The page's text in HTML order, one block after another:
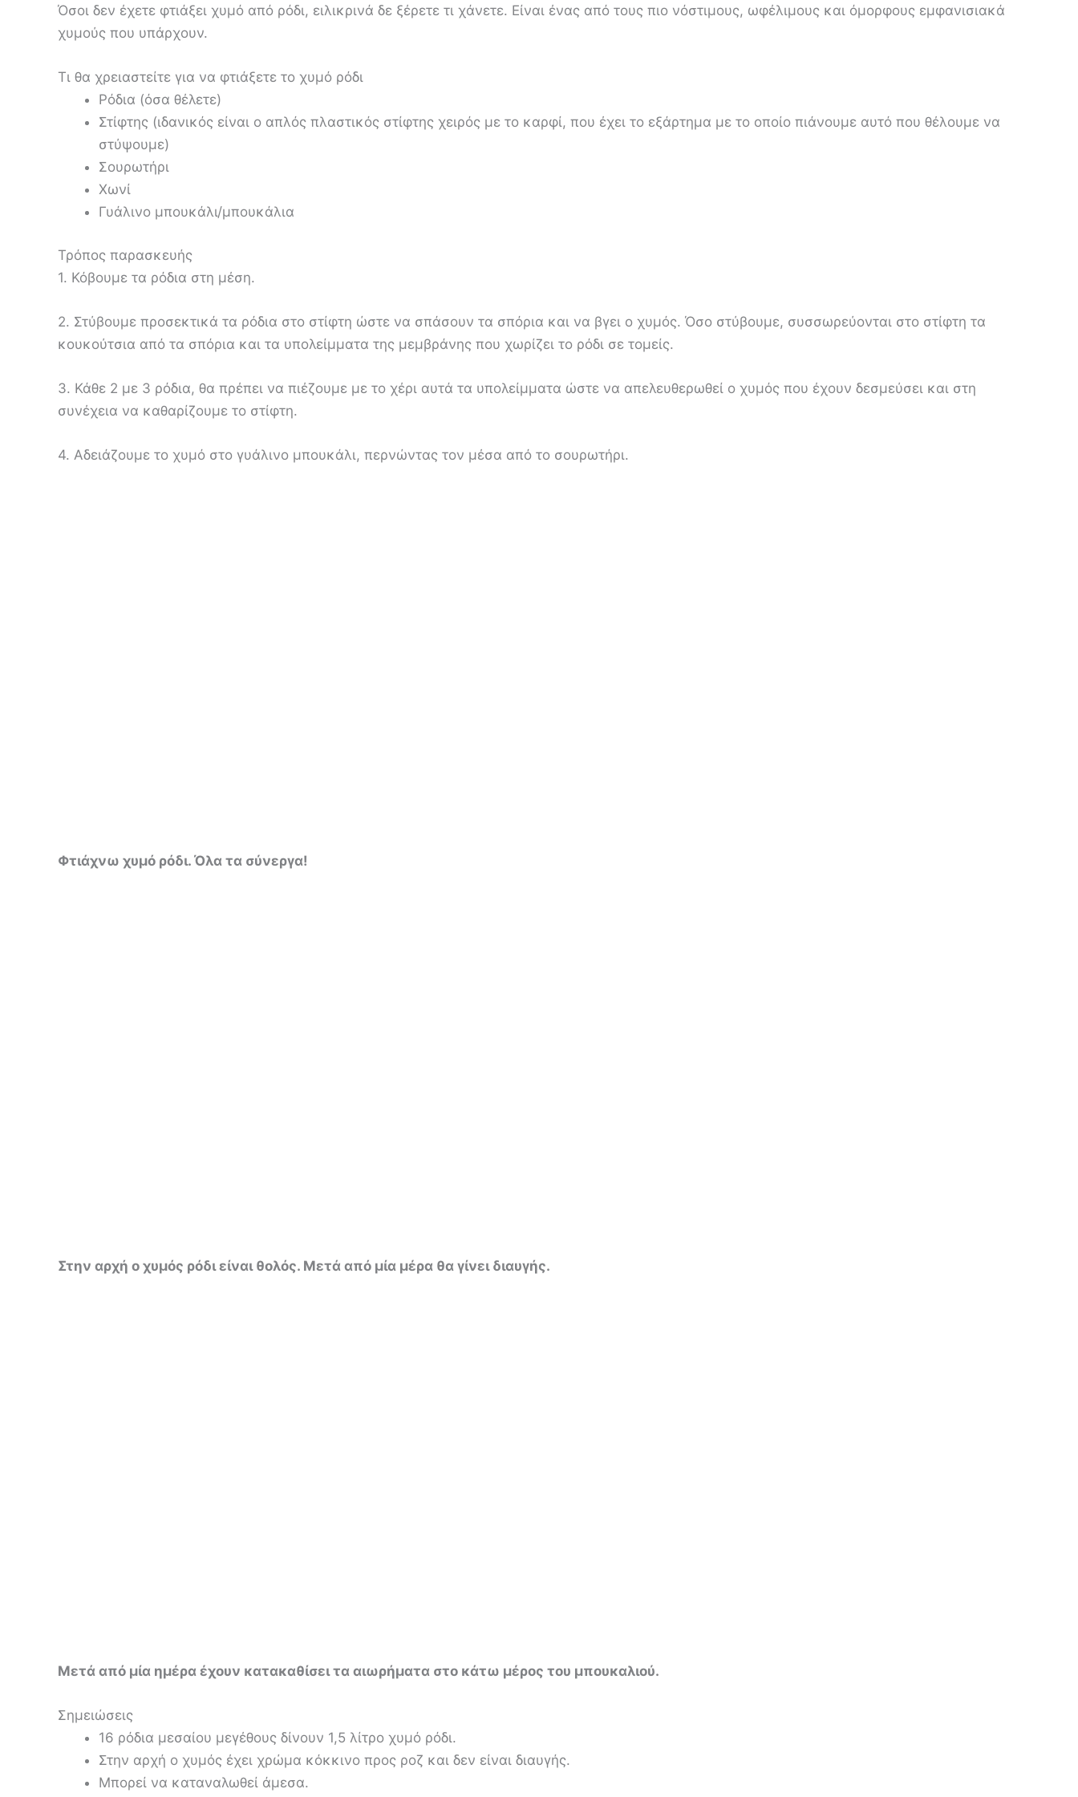
Όσοι δεν έχετε φτιάξει χυμό από ρόδι, ειλικρινά δε ξέρετε τι χάνετε. Είναι ένας από τους πιο νόστιμους, ωφέλιμους και όμορφους εμφανισιακά
χυμούς που υπάρχουν.
Τι θα χρειαστείτε για να φτιάξετε το χυμό ρόδι
Ρόδια (όσα θέλετε)
Στίφτης (ιδανικός είναι ο απλός πλαστικός στίφτης χειρός με το καρφί, που έχει το εξάρτημα με το οποίο πιάνουμε αυτό που θέλουμε να
στύψουμε)
Σουρωτήρι
Χωνί
Γυάλινο μπουκάλι/μπουκάλια
Τρόπος παρασκευής
1. Κόβουμε τα ρόδια στη μέση.
2. Στύβουμε προσεκτικά τα ρόδια στο στίφτη ώστε να σπάσουν τα σπόρια και να βγει ο χυμός. Όσο στύβουμε, συσσωρεύονται στο στίφτη τα
κουκούτσια από τα σπόρια και τα υπολείμματα της μεμβράνης που χωρίζει το ρόδι σε τομείς.
3. Κάθε 2 με 3 ρόδια, θα πρέπει να πιέζουμε με το χέρι αυτά τα υπολείμματα ώστε να απελευθερωθεί ο χυμός που έχουν δεσμεύσει και στη
συνέχεια να καθαρίζουμε το στίφτη.
4. Αδειάζουμε το χυμό στο γυάλινο μπουκάλι, περνώντας τον μέσα από το σουρωτήρι.
Φτιάχνω χυμό ρόδι. Όλα τα σύνεργα!
Στην αρχή ο χυμός ρόδι είναι θολός. Μετά από μία μέρα θα γίνει διαυγής.
Μετά από μία ημέρα έχουν κατακαθίσει τα αιωρήματα στο κάτω μέρος του μπουκαλιού.
Σημειώσεις
16 ρόδια μεσαίου μεγέθους δίνουν 1,5 λίτρο χυμό ρόδι.
Στην αρχή ο χυμός έχει χρώμα κόκκινο προς ροζ και δεν είναι διαυγής.
Μπορεί να καταναλωθεί άμεσα.